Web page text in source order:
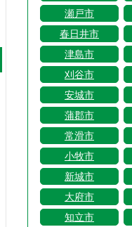
瀬戸市
春日井市
津島市
刈谷市
安城市
蒲郡市
常滑市
小牧市
新城市
大府市
知立市